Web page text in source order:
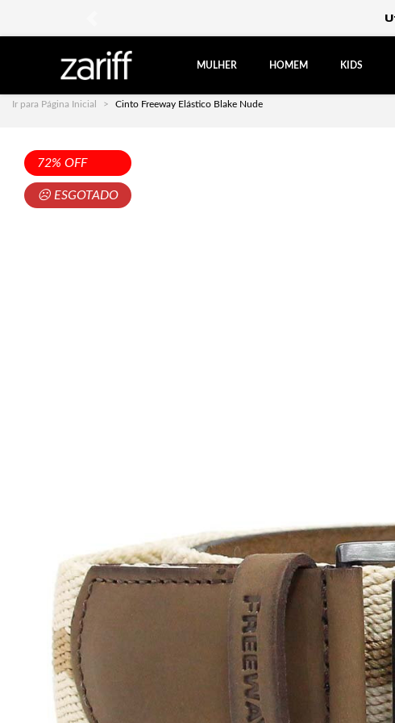
MULHER HOMEM KIDS
Ir para Página Inicial Cinto Freeway Elástico Blake Nude
72% OFF
☹ ESGOTADO